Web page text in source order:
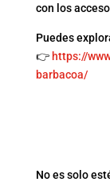
con los
Puedes
👉 https://
barbacoa/
No es solo